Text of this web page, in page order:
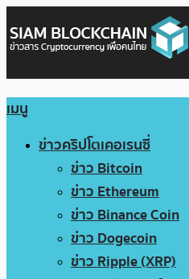
เมนู
ข่าวคริปโตเคอเรนซี่
ข่าว Bitcoin
ข่าว Ethereum
ข่าว Binance Coin
ข่าว Dogecoin
ข่าว Ripple (XRP)